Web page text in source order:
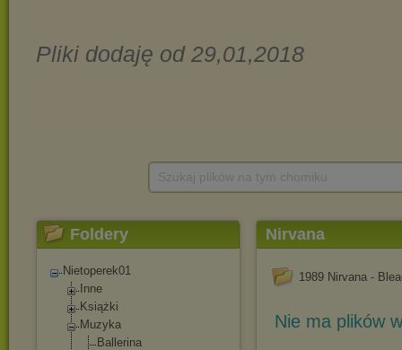
Foldery
Nietoperek01
Inne
Książki
Muzyka
Ballerina
Nirvana
1989 Nirvana -
Nie ma plików